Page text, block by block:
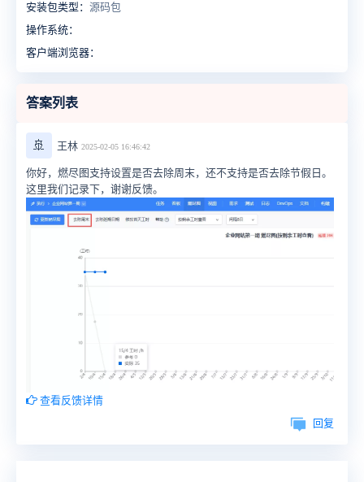
安装包类型： 源码包
操作系统：
客户端浏览器：
答案列表
🚢 王林 2025-02-05 16:46:42
你好，燃尽图支持设置是否去除周末，还不支持是否去除节假日。
这里我们记录下，谢谢反馈。
查看反馈详情
回复